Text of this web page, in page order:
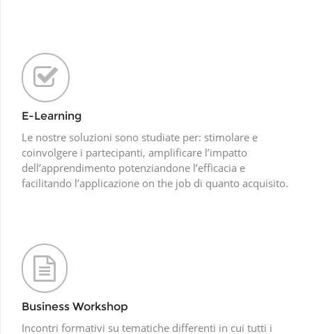
E-Learning
Le nostre soluzioni sono studiate per: stimolare e
coinvolgere i partecipanti, amplificare l’impatto
dell’apprendimento potenziandone l’efficacia e
facilitando l’applicazione on the job di quanto acquisito.
Business Workshop
Incontri formativi su tematiche differenti in cui tutti i